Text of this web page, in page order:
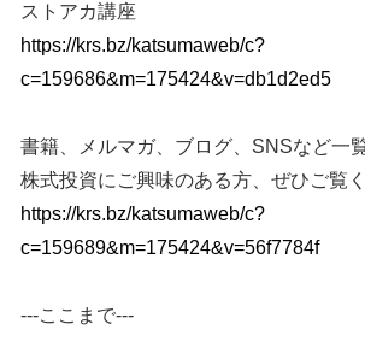
ストアカ講座
https://krs.bz/katsumaweb/c?
c=159686&m=175424&v=db1d2ed5
書籍、メルマガ、ブログ、SNSなど一
株式投資にご興味のある方、ぜひご覧
https://krs.bz/katsumaweb/c?
c=159689&m=175424&v=56f7784f
---ここまで---